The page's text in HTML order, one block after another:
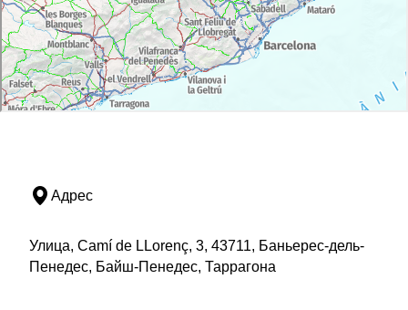
Адрес
Улица, Camí de LLorenç, 3, 43711, Баньерес-дель-
Пенедес, Байш-Пенедес, Таррагона